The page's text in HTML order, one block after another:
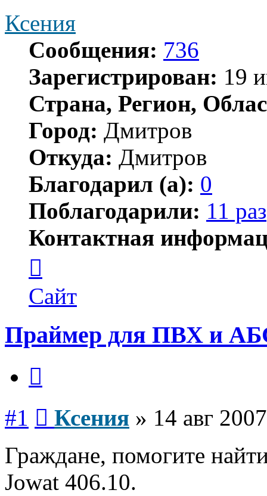
Ксения
Сообщения: 736
Зарегистрирован: 19
Страна, Регион,
Город: Дмитров
Откуда: Дмитров
Благодарил (а): 0
Поблагодарили: 11 раз
Контактная
пользователя
Ксения
Сайт
Праймер для ПВХ и
#1 Ксения » 14 авг
Граждане, помогите
Jowat 406.10.